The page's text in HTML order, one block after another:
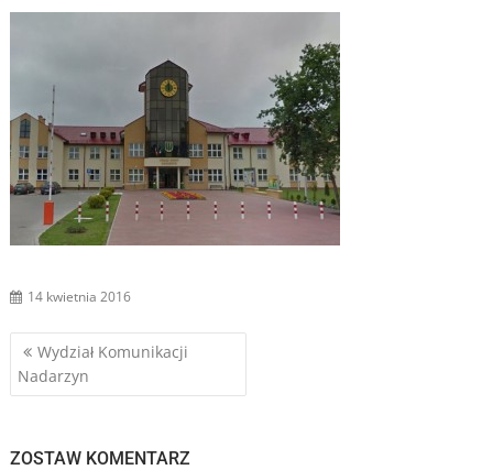
14 kwietnia 2016
Nawigacja
wpisu
Wydział Komunikacji
Nadarzyn
ZOSTAW KOMENTARZ